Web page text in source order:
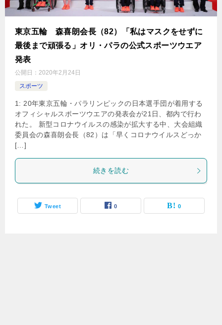
東京五輪 森喜朗会長（82）「私はマスクをせずに
最後まで頑張る」オリ・パラの公式スポーツウエア
発表
公開日： 2020年2月24日
スポーツ
1: 20年東京五輪・パラリンピックの日本選手団が着用する
オフィシャルスポーツウエアの発表会が21日、都内で行わ
れた。 新型コロナウイルスの感染が拡大する中、大会組織
委員会の森喜朗会長（82）は「早くコロナウイルスどっか
[…]
続きを読む
Tweet 0 0